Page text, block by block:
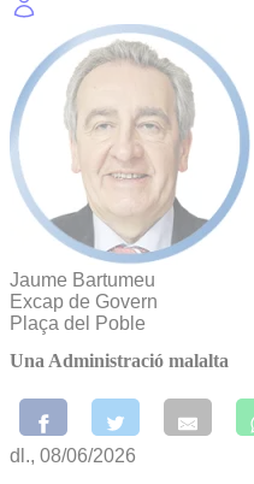
Jaume Bartumeu
Excap de Govern
Plaça del Poble
Una Administració malalta
dl., 08/06/2026